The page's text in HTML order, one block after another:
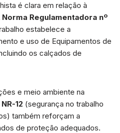
é clara em relação à
Norma Regulamentadora nº
estabelece a
e uso de Equipamentos de
os calçados de
e meio ambiente na
NR-12 (segurança no trabalho
também reforçam a
de proteção adequados.